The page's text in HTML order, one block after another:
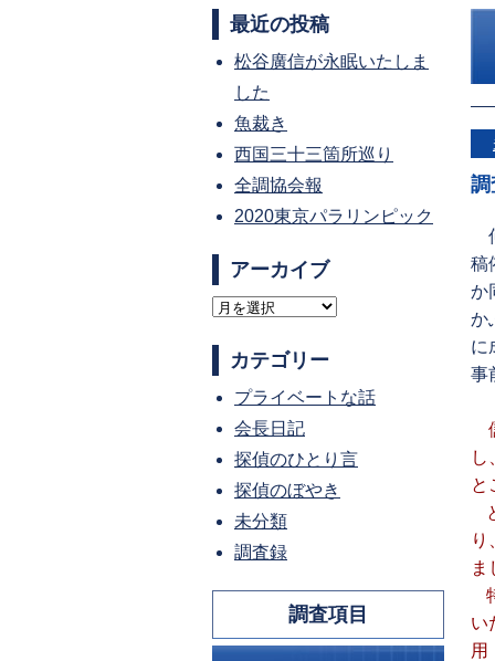
調
稿
か
か
に
事
し
と
り
ま
い
用
最近の投稿
松谷廣信が永眠いたしま
した
魚裁き
西国三十三箇所巡り
全調協会報
2020東京パラリンピック
アーカイブ
ア
イ
ブ
カテゴリー
プライベートな話
会長日記
探偵のひとり言
探偵のぼやき
未分類
調査録
調査項目